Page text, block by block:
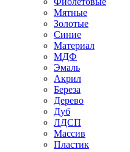
Мятные
Золотые
Синие
Материал
МДФ
Эмаль
Акрил
Береза
Дерево
Дуб
ЛДСП
Массив
Пластик